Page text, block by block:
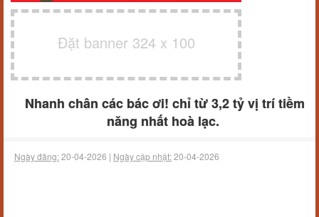
Đặt banner 324 x 100
Nhanh chân các bác ơi! chỉ từ 3,2 tỷ vị trí tiềm
năng nhất hoà lạc.
Ngày đăng:20-04-2026 | Ngày cập nhật:20-04-2026